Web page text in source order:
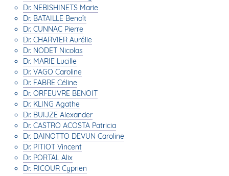
Dr. NEBISHINETS Marie
Dr. BATAILLE Benoît
Dr. CUNNAC Pierre
Dr. CHARVIER Aurélie
Dr. NODET Nicolas
Dr. MARIE Lucille
Dr. VAGO Caroline
Dr. FABRE Céline
Dr. ORFEUVRE BENOIT
Dr. KLING Agathe
Dr. BUIJZE Alexander
Dr. CASTRO ACOSTA Patricia
Dr. DAINOTTO DEVUN Caroline
Dr. PITIOT Vincent
Dr. PORTAL Alix
Dr. RICOUR Cyprien